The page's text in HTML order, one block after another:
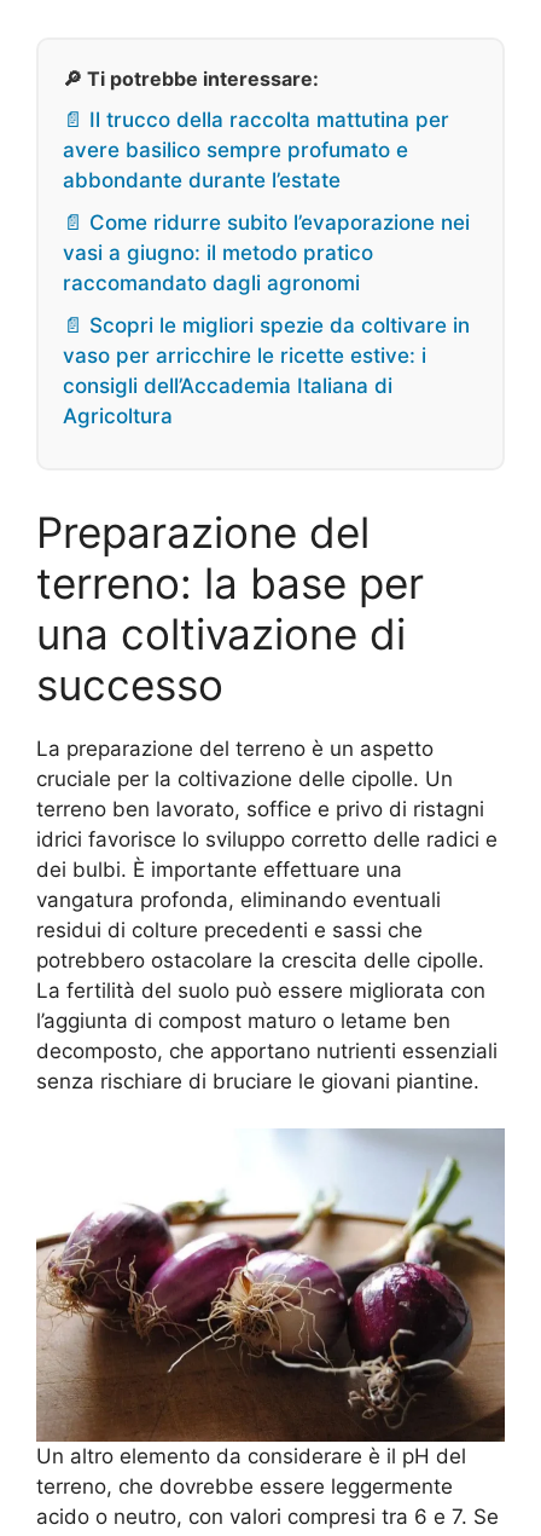
🔎 Ti potrebbe interessare:
📄 Il trucco della raccolta mattutina per
avere basilico sempre profumato e
abbondante durante l’estate
📄 Come ridurre subito l’evaporazione nei
vasi a giugno: il metodo pratico
raccomandato dagli agronomi
📄 Scopri le migliori spezie da coltivare in
vaso per arricchire le ricette estive: i
consigli dell’Accademia Italiana di
Agricoltura
Preparazione del
terreno: la base per
una coltivazione di
successo
La preparazione del terreno è un aspetto
cruciale per la coltivazione delle cipolle. Un
terreno ben lavorato, soffice e privo di ristagni
idrici favorisce lo sviluppo corretto delle radici e
dei bulbi. È importante effettuare una
vangatura profonda, eliminando eventuali
residui di colture precedenti e sassi che
potrebbero ostacolare la crescita delle cipolle.
La fertilità del suolo può essere migliorata con
l’aggiunta di compost maturo o letame ben
decomposto, che apportano nutrienti essenziali
senza rischiare di bruciare le giovani piantine.
Un altro elemento da considerare è il pH del
terreno, che dovrebbe essere leggermente
acido o neutro, con valori compresi tra 6 e 7. Se